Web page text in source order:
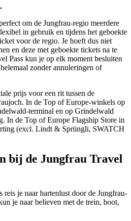
om de Jungfrau-regio meerdere
in gebruik en tijdens het geboekte
voor de regio. Je hoeft dus niet
en deze met geboekte tickets na te
Pass kun je op elk moment besluiten
zonder annuleringen of
prijs voor een rit tussen de
In de Top of Europe-winkels op
terminal en op Grindelwald
In de Top of Europe Flagship Store in
(excl. Lindt & Sprüngli, SWATCH
bij de Jungfrau Travel
reis je naar hartenlust door de Jungfrau-
je naar believen met de trein, boot,